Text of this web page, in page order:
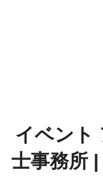
イベント
士事務所